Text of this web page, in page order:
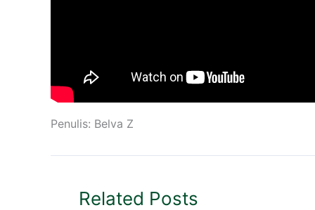
Penulis: Belva Z
Related Posts